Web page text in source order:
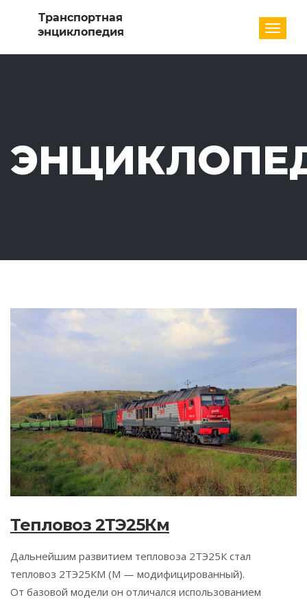
Тепловоз 2ТЭ25Км
Дальнейшим развитием тепловоза 2ТЭ25К стал
тепловоз 2ТЭ25КМ (М — модифицированный).
От базовой модели он отличался использованием